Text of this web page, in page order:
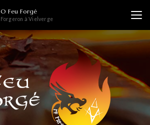
O Feu Forgé
Forgeron à Vielverge